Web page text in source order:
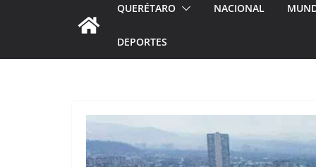
QUERÉTARO NACIONAL
DEPORTES